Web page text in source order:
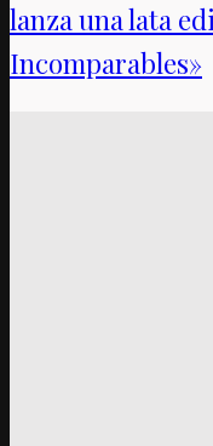
lanza una lata
Incomparables»